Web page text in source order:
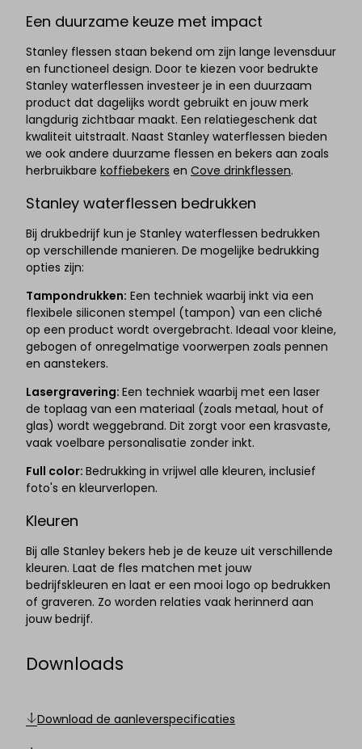
Een duurzame keuze met impact
Stanley flessen staan bekend om zijn lange levensduur
en functioneel design. Door te kiezen voor bedrukte
Stanley waterflessen investeer je in een duurzaam
product dat dagelijks wordt gebruikt en jouw merk
langdurig zichtbaar maakt. Een relatiegeschenk dat
kwaliteit uitstraalt. Naast Stanley waterflessen bieden
we ook andere duurzame flessen en bekers aan zoals
herbruikbare koffiebekers en Cove drinkflessen.
Stanley waterflessen bedrukken
Bij drukbedrijf kun je Stanley waterflessen bedrukken
op verschillende manieren. De mogelijke bedrukking
opties zijn:
Tampondrukken: Een techniek waarbij inkt via een
flexibele siliconen stempel (tampon) van een cliché
op een product wordt overgebracht. Ideaal voor kleine,
gebogen of onregelmatige voorwerpen zoals pennen
en aanstekers.
Lasergravering: Een techniek waarbij met een laser
de toplaag van een materiaal (zoals metaal, hout of
glas) wordt weggebrand. Dit zorgt voor een krasvaste,
vaak voelbare personalisatie zonder inkt.
Full color: Bedrukking in vrijwel alle kleuren, inclusief
foto's en kleurverlopen.
Kleuren
Bij alle Stanley bekers heb je de keuze uit verschillende
kleuren. Laat de fles matchen met jouw
bedrijfskleuren en laat er een mooi logo op bedrukken
of graveren. Zo worden relaties vaak herinnerd aan
jouw bedrijf.
Downloads
Download de aanleverspecificaties